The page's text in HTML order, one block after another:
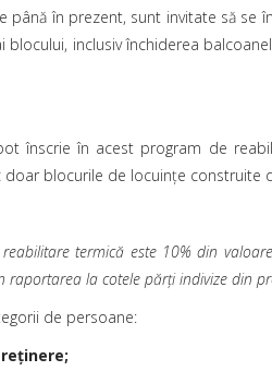
în prezent, sunt invitate să
inclusiv închiderea
înscrie în acest program de
blocurile de locuințe construite
termică este 10% din
la cotele părți indivize din
de persoane: